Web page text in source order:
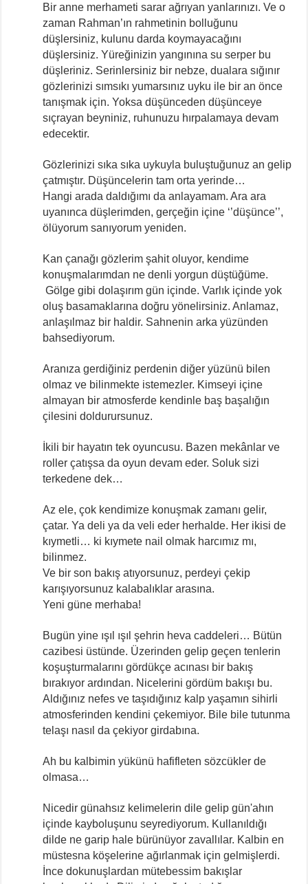
Bir anne merhameti sarar ağrıyan yanlarınızı. Ve o
zaman Rahman’ın rahmetinin bolluğunu
düşlersiniz, kulunu darda koymayacağını
düşlersiniz. Yüreğinizin yangınına su serper bu
düşleriniz. Serinlersiniz bir nebze, dualara sığınır
gözlerinizi sımsıkı yumarsınız uyku ile bir an önce
tanışmak için. Yoksa düşünceden düşünceye
sıçrayan beyniniz, ruhunuzu hırpalamaya devam
edecektir.
Gözlerinizi sıka sıka uykuyla buluştuğunuz an gelip
çatmıştır. Düşüncelerin tam orta yerinde…
Hangi arada daldığımı da anlayamam. Ara ara
uyanınca düşlerimden, gerçeğin içine ‘’düşünce’’,
ölüyorum sanıyorum yeniden.
Kan çanağı gözlerim şahit oluyor, kendime
konuşmalarımdan ne denli yorgun düştüğüme.
Gölge gibi dolaşırım gün içinde. Varlık içinde yok
oluş basamaklarına doğru yönelirsiniz. Anlamaz,
anlaşılmaz bir haldir. Sahnenin arka yüzünden
bahsediyorum.
Aranıza gerdiğiniz perdenin diğer yüzünü bilen
olmaz ve bilinmekte istemezler. Kimseyi içine
almayan bir atmosferde kendinle baş başalığın
çilesini doldurursunuz.
İkili bir hayatın tek oyuncusu. Bazen mekânlar ve
roller çatışsa da oyun devam eder. Soluk sizi
terkedene dek…
Az ele, çok kendimize konuşmak zamanı gelir,
çatar. Ya deli ya da veli eder herhalde. Her ikisi de
kıymetli… ki kıymete nail olmak harcımız mı,
bilinmez.
Ve bir son bakış atıyorsunuz, perdeyi çekip
karışıyorsunuz kalabalıklar arasına.
Yeni güne merhaba!
Bugün yine ışıl ışıl şehrin heva caddeleri… Bütün
cazibesi üstünde. Üzerinden gelip geçen tenlerin
koşuşturmalarını gördükçe acınası bir bakış
bırakıyor ardından. Nicelerini gördüm bakışı bu.
Aldığınız nefes ve taşıdığınız kalp yaşamın sihirli
atmosferinden kendini çekemiyor. Bile bile tutunma
telaşı nasıl da çekiyor girdabına.
Ah bu kalbimin yükünü hafifleten sözcükler de
olmasa…
Nicedir günahsız kelimelerin dile gelip gün'ahın
içinde kayboluşunu seyrediyorum. Kullanıldığı
dilde ne garip hale bürünüyor zavallılar. Kalbin en
müstesna köşelerine ağırlanmak için gelmişlerdi.
İnce dokunuşlardan mütebessim bakışlar